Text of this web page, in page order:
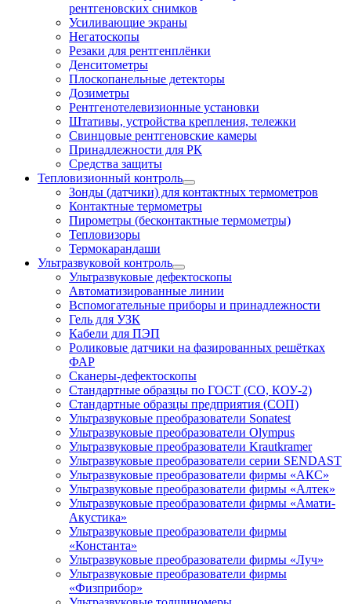
рентгеновских снимков
Усиливающие экраны
Негатоскопы
Резаки для рентгенплёнки
Денситометры
Плоскопанельные детекторы
Дозиметры
Рентгенотелевизионные установки
Штативы, устройства крепления, тележки
Свинцовые рентгеновские камеры
Принадлежности для РК
Средства защиты
Тепловизионный контроль
Зонды (датчики) для контактных термометров
Контактные термометры
Пирометры (бесконтактные термометры)
Тепловизоры
Термокарандаши
Ультразвуковой контроль
Ультразвуковые дефектоскопы
Автоматизированные линии
Вспомогательные приборы и принадлежности
Гель для УЗК
Кабели для ПЭП
Роликовые датчики на фазированных решётках
ФАР
Сканеры-дефектоскопы
Стандартные образцы по ГОСТ (СО, КОУ-2)
Стандартные образцы предприятия (СОП)
Ультразвуковые преобразователи Sonatest
Ультразвуковые преобразователи Olympus
Ультразвуковые преобразователи Krautkramer
Ультразвуковые преобразователи серии SENDAST
Ультразвуковые преобразователи фирмы «АКС»
Ультразвуковые преобразователи фирмы «Алтек»
Ультразвуковые преобразователи фирмы «Амати-
Акустика»
Ультразвуковые преобразователи фирмы
«Константа»
Ультразвуковые преобразователи фирмы «Луч»
Ультразвуковые преобразователи фирмы
«Физприбор»